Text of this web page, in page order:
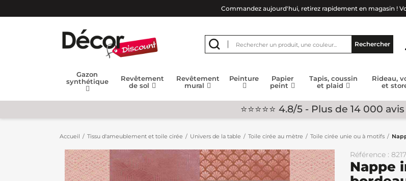
Commandez aujourd'hui, retirez rapidement en magasin !
Rechercher
Gazon
synthétique
Revêtement
de sol
Revêtement
mural
Peinture
Papier
peint
Tapis, coussin
et plaid
Rideau,
et
⭐⭐⭐⭐⭐ 4.8/5 - Plus de 14 000
Accueil Tissu d'ameublement et toile cirée Univers de la table Toile cirée au mètre Toile cirée unie ou à motifs
Référence :
Nappe